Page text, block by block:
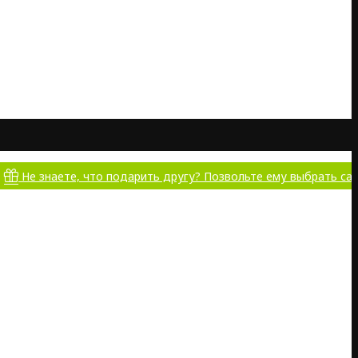
что подарить другу? Позвольте ему выбрать самому!